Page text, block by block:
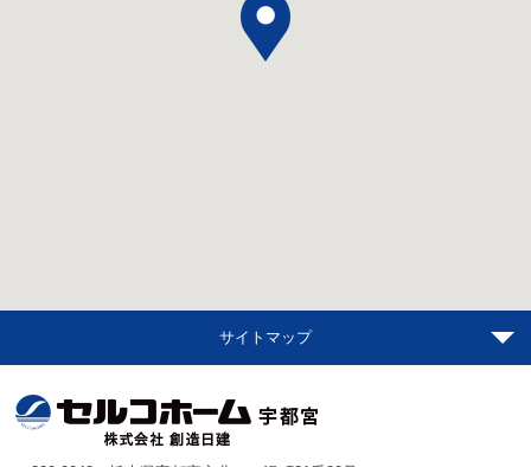
サイトマップ